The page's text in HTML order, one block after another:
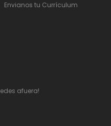
Envianos tu Currículum
afuera!